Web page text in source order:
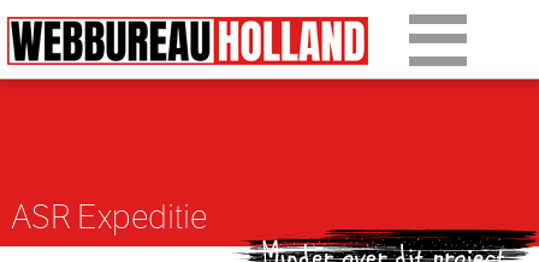
ASR Expeditie
Over Drupal